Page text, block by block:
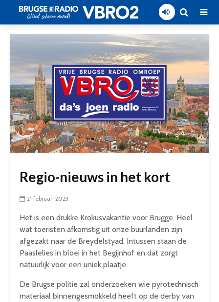
Regio-nieuws in het kort
21 februari 2023
Het is een drukke Krokusvakantie voor Brugge. Heel
wat toeristen afkomstig uit onze buurlanden zijn
afgezakt naar de Breydelstyad. Intussen staan de
Paaslelies in bloei in het Begijnhof en dat zorgt
natuurlijk voor een uniek plaatje.
De Brugse politie zal onderzoeken wie pyrotechnisch
materiaal binnengesmokkeld heeft op de derby van